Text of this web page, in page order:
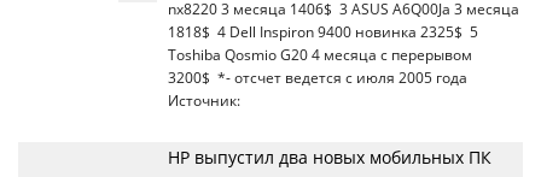
nx8220 3 месяца 1406$ 3 ASUS A6Q00Ja 3 месяца
1818$ 4 Dell Inspiron 9400 новинка 2325$ 5
Toshiba Qosmio G20 4 месяца с перерывом
3200$ *- отсчет ведется с июля 2005 года
Источник:
HP выпустил два новых мобильных ПК